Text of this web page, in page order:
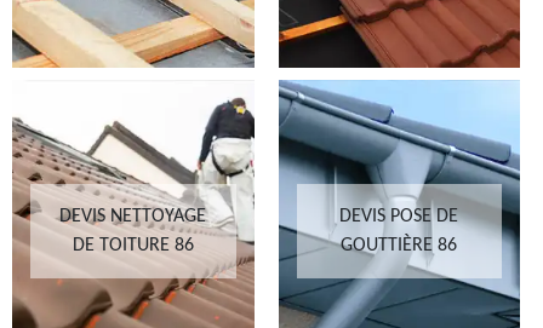
DEVIS NETTOYAGE
DE TOITURE 86
DEVIS POSE DE
GOUTTIÈRE 86